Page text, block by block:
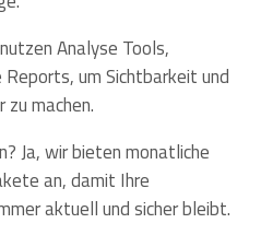
Analyse Tools,
um Sichtbarkeit und
zu machen.
Ja, wir bieten monatliche
an, damit Ihre
aktuell und sicher bleibt.